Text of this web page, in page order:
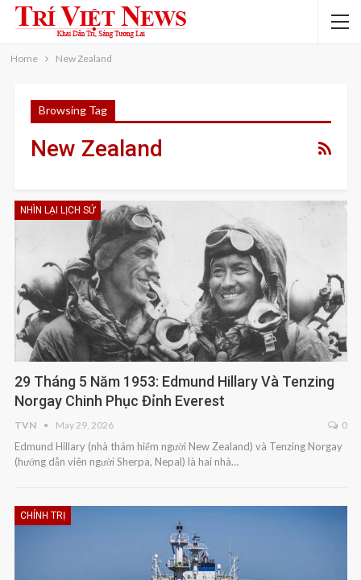
Home New Zealand
Browsing Tag
New Zealand
NHÌN LẠI LỊCH SỬ
29 Tháng 5 Năm 1953: Edmund Hillary Và Tenzing
Norgay Chinh Phục Đỉnh Everest
TVN May 29, 2026 0
Edmund Hillary(nhà thám hiểm người New Zealand) và Tenzing Norgay
(hướng dẫn viên người Sherpa, Nepal) là hai nhà…
CHÍNH TRỊ